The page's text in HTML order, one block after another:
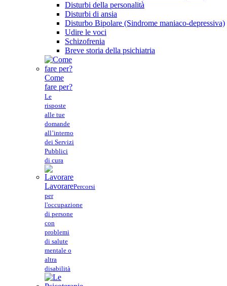
Disturbi della personalità
Disturbi di ansia
Disturbo Bipolare (Sindrome maniaco-depressiva)
Udire le voci
Schizofrenia
Breve storia della psichiatria
Come
fare per?
Le
risposte
alle tue
domande
all’interno
dei Servizi
Pubblici
di cura
LavorarePercorsi
per
l'occupazione
di persone
con
problemi
di salute
mentale o
altra
disabilità